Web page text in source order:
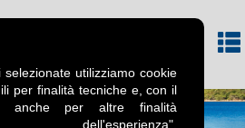
utilizziamo cookie
per finalità tecniche e, con il
anche per altre finalità
dell'esperienza",